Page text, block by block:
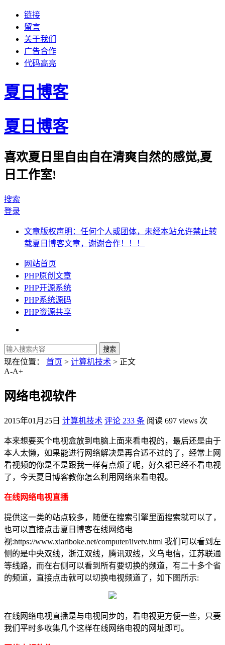
链接
留言
关于我们
广告合作
代码高亮
夏日博客
夏日博客
喜欢夏日里自由自在清爽自然的感觉,夏
日工作室!
搜索
登录
文章版权声明：任何个人或团体，未经本站允许禁止转
载夏日博客文章，谢谢合作！！！
网站首页
PHP原创文章
PHP开源系统
PHP系统源码
PHP资源共享
现在位置： 首页 > 计算机技术 > 正文
A-A+
网络电视软件
2015年01月25日 计算机技术 评论 233 条 阅读 697 views 次
本来想要买个电视盒放到电脑上面来看电视的，最后还是由于
本人太懒，如果能进行网络解决是再合适不过的了，经常上网
看视频的你是不是跟我一样有点烦了呢，好久都已经不看电视
了，今天夏日博客教你怎么利用网络来看电视。
在线网络电视直播
提供这一类的站点较多，随便在搜索引擎里面搜索就可以了，
也可以直接点击夏日博客在线网络电
视:https://www.xiariboke.net/computer/livetv.html 我们可以看到左
侧的是中央双线，浙江双线，腾讯双线，义乌电信，江苏联通
等线路，而在右侧可以看到所有要切换的频道，有二十多个省
的频道，直接点击就可以切换电视频道了，如下图所示:
在线网络电视直播是与电视同步的，看电视更方便一些，只要
我们平时多收集几个这样在线网络电视的网址即可。